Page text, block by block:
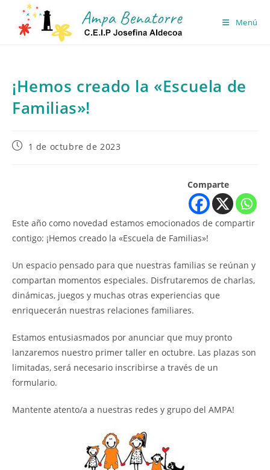
contenido
Menú
¡Hemos creado la «Escuela de
Familias»!
Publicación
1 de octubre de 2023
Comparte
Este año como novedad estamos emocionados de compartir
contigo: ¡Hemos creado la «Escuela de Familias»!
Un espacio pensado para que nuestras familias se reúnan y
compartan momentos especiales. Disfrutaremos de charlas,
dinámicas, juegos y muchas otras experiencias que
enriquecerán nuestras relaciones familiares.
Estamos entusiasmados por anunciar que muy pronto
lanzaremos nuestro primer taller en octubre. Las plazas son
limitadas, será necesario inscribirse a través de un
formulario.
Mantente atento/a a nuestras redes y grupo del AMPA!